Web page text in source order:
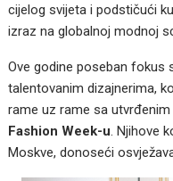
cijelog svijeta i podstičući
izraz na globalnoj modnoj
Ove godine poseban fokus
talentovanim dizajnerima,
rame uz rame sa
Fashion Week-u . Njihove
Moskve, donoseći